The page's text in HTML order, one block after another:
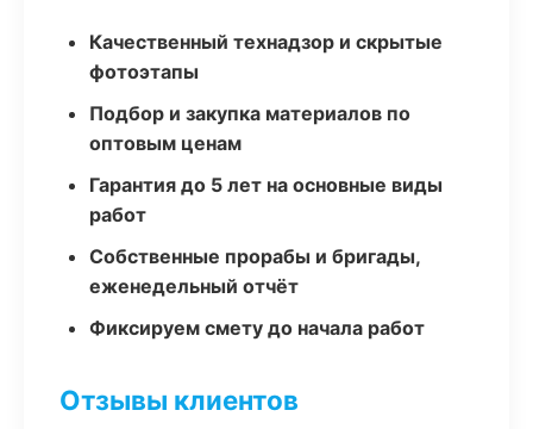
Качественный технадзор и скрытые
фотоэтапы
Подбор и закупка материалов по
оптовым ценам
Гарантия до 5 лет на основные виды
работ
Собственные прорабы и бригады,
еженедельный отчёт
Фиксируем смету до начала работ
Отзывы клиентов